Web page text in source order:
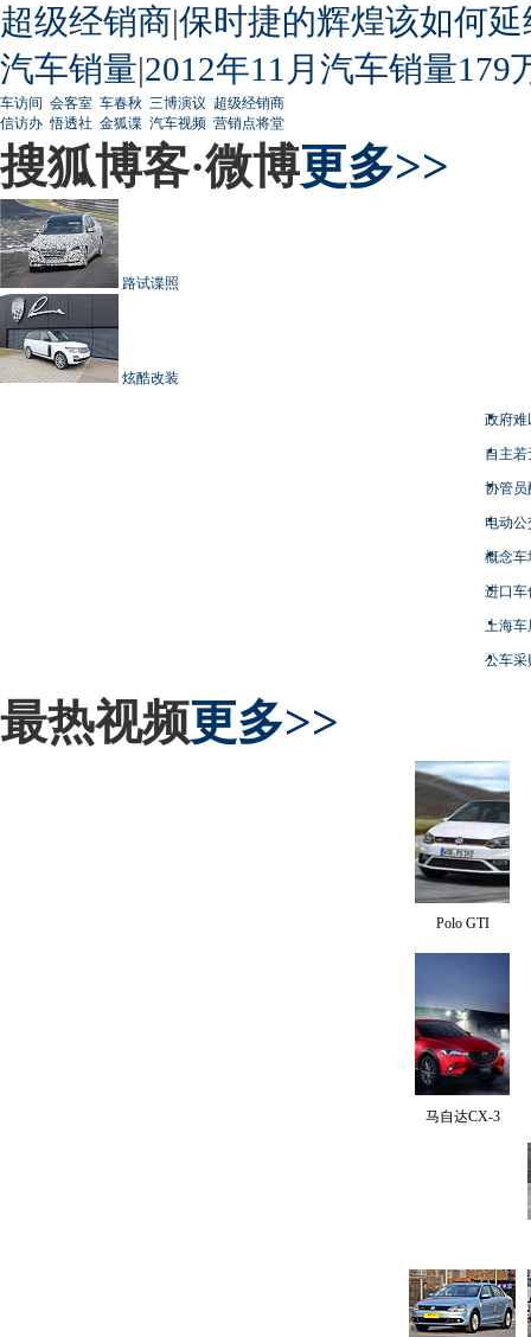
超级经销商|保时捷的辉煌该如何延
汽车销量|2012年11月汽车销量179
车访间 会客室 车春秋 三博演议 超级经销商
信访办 悟透社 金狐谍 汽车视频 营销点将堂
搜狐博客·微博更多>>
路试谍照
炫酷改装
政府难
自主
协管员
电动
概念车
进口车
上海
公车采
最热视频更多>>
Polo GTI
马自达CX-3